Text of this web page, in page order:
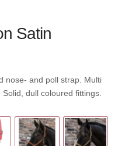
Satin
nose- and poll strap. Multi
dull coloured fittings.